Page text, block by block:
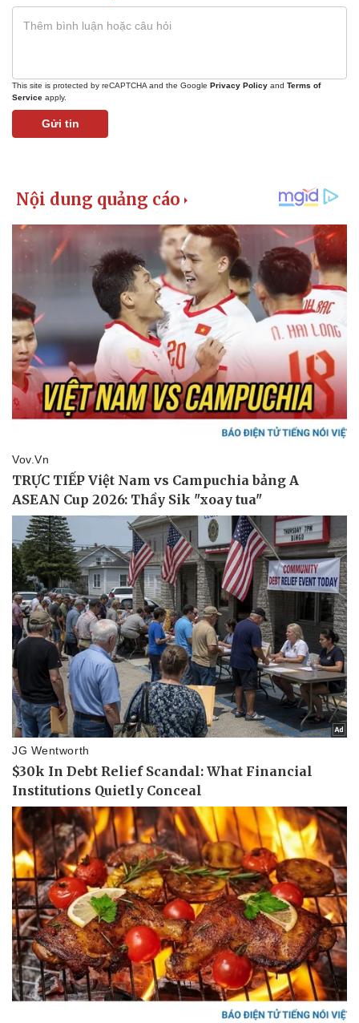
Kinh tế
Bất động sản
Khởi nghiệp
Thị trường
Giá vàng
Tiêu dùng
Tỷ giá
Chứng khoán
Giá cà phê
This site is protected by reCAPTCHA and the Google Privacy Policy and Terms of
Service apply.
Gửi tin